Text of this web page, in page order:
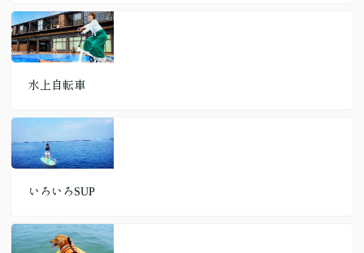
水上自転車
いろいろSUP